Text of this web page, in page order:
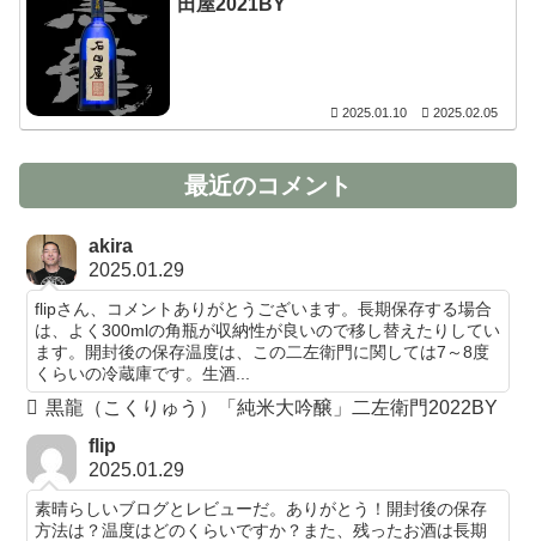
田屋2021BY
2025.01.10 2025.02.05
最近のコメント
akira
2025.01.29
flipさん、コメントありがとうございます。長期保存する場合
は、よく300mlの角瓶が収納性が良いので移し替えたりしてい
ます。開封後の保存温度は、この二左衛門に関しては7～8度
くらいの冷蔵庫です。生酒...
黒龍（こくりゅう）「純米大吟醸」二左衛門2022BY
flip
2025.01.29
素晴らしいブログとレビューだ。ありがとう！開封後の保存
方法は？温度はどのくらいですか？また、残ったお酒は長期